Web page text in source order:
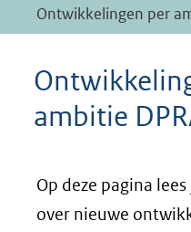
Ontwikkelingen per
ambitie
Op deze pagina
over nieuwe